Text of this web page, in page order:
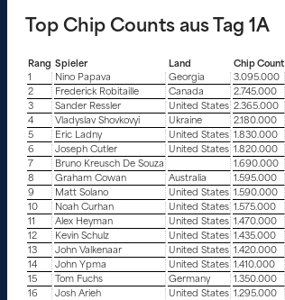
Top Chip Counts aus Tag 1A
Rang Spieler Land
Chip Count
1
Nino Papava Georgia
3.095.000
2
Frederick Robitaille Canada
2.745.000
3
Sander Ressler United States 2.365.000
4
Vladyslav Shovkovyi Ukraine
2.180.000
5
Eric Ladny United States 1.830.000
6
Joseph Cutler United States 1.820.000
7
Bruno Kreusch De Souza
1.690.000
8
Graham Cowan Australia
1.595.000
9
Matt Solano United States 1.590.000
10
Noah Curhan United States 1.575.000
11
Alex Heyman United States 1.470.000
12
Kevin Schulz United States 1.435.000
13
John Valkenaar United States 1.420.000
14
John Ypma United States 1.410.000
15
Tom Fuchs Germany
1.350.000
16
Josh Arieh United States 1.295.000